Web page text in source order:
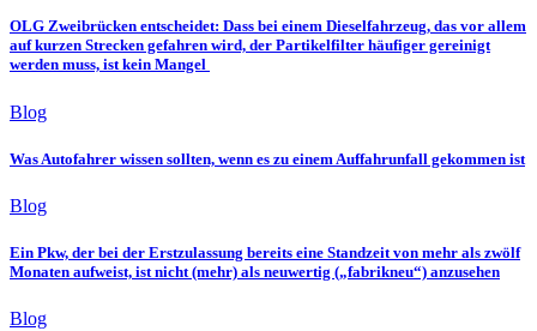
OLG Zweibrücken entscheidet: Dass bei einem Dieselfahrzeug, das vor allem
auf kurzen Strecken gefahren wird, der Partikelfilter häufiger gereinigt
werden muss, ist kein Mangel
Blog
Was Autofahrer wissen sollten, wenn es zu einem Auffahrunfall gekommen ist
Blog
Ein Pkw, der bei der Erstzulassung bereits eine Standzeit von mehr als zwölf
Monaten aufweist, ist nicht (mehr) als neuwertig („fabrikneu“) anzusehen
Blog